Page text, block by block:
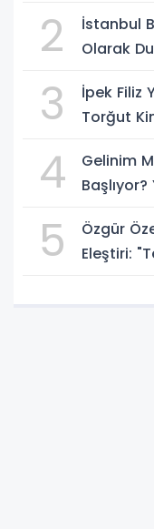
2
İstanbul
Olarak
3
İpek Filiz
Torğut
4
Gelinim
Başlıyor?
5
Özgür
Eleştiri: